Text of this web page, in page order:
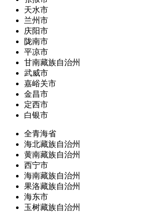
天水市
兰州市
庆阳市
陇南市
平凉市
甘南藏族自治州
武威市
嘉峪关市
金昌市
定西市
白银市
全青海省
海北藏族自治州
黄南藏族自治州
西宁市
海南藏族自治州
果洛藏族自治州
海东市
玉树藏族自治州